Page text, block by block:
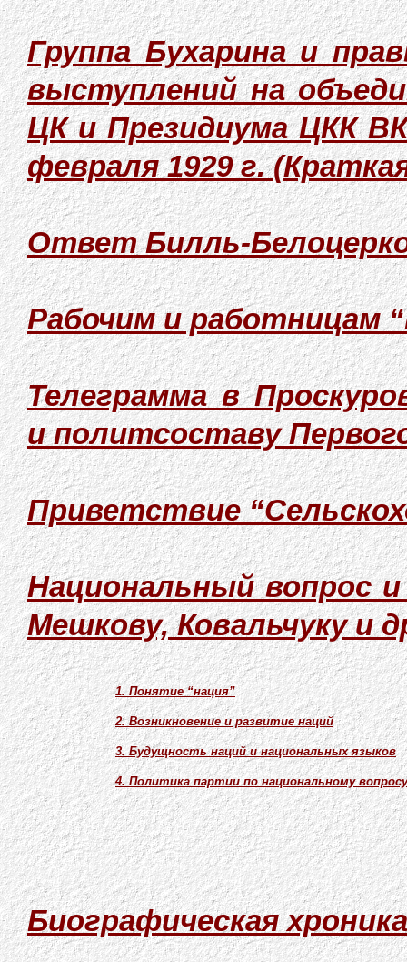
Группа Бухарина и
выступлений на
ЦК и Президиума ЦКК
февраля 1929 г.
Ответ Билль-
Рабочим и работницам
Телеграмма в
и политсоставу
Приветствие
Национальный вопрос
Мешкову, Ковальчуку и
1. Понятие “нация”
2. Возникновение и развитие наций
3. Будущность наций и национальных языков
4. Политика партии по национальному вопросу
Биографическая